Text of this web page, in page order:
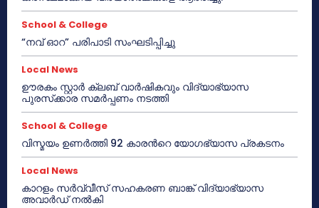
School & College
“നവ് ഓറ” പരിപാടി സംഘടിപ്പിച്ചു
Local News
ഊരകം സ്റ്റാർ ക്ലബ് വാർഷികവും വിദ്യാഭ്യാസ
പുരസ്‌ക്കാര സമർപ്പണം നടത്തി
School & College
വിസ്മയം ഉണർത്തി 92 കാരൻറെ യോഗഭ്യാസ പ്രകടനം
Local News
കാറളം സർവ്വീസ് സഹകരണ ബാങ്ക് വിദ്യാഭ്യാസ
അവാർഡ് നൽകി